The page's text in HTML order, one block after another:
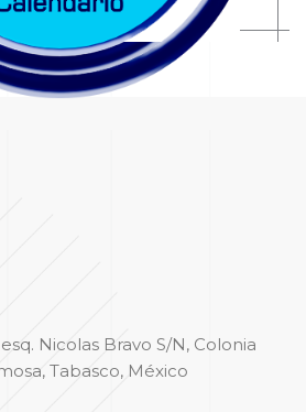
Nicolas Bravo S/N, Colonia
Tabasco, México